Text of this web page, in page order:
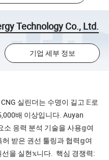
Technology Co., Ltd.
기업 세부 정보
실린더는 수명이 길고 𝔼로
배 이상입니다. Auyan
소 응력 분석 기술을 사용𝕘여
받은 권선 툴링과 협력𝕘여
선을 실현𝕩니다. 핵심 경쟁력: